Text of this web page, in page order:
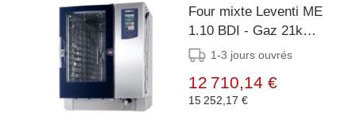
Four mixte Leventi ME
1.10 BDI - Gaz 21kW
- 8x/10x/11x EN
899x831x1087(h)mm
1-3 jours ouvrés
12 710,14 €
15 252,17 €